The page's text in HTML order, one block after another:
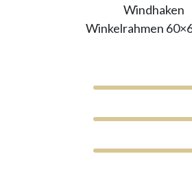
Windhaken
Winkelrahmen